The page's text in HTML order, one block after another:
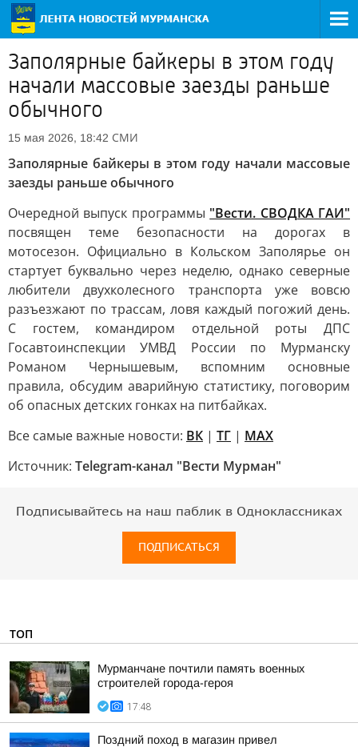
Заполярные байкеры в этом году
начали массовые заезды раньше
обычного
15 мая 2026, 18:42 СМИ
Заполярные байкеры в этом году начали массовые
заезды раньше обычного
Очередной выпуск программы "Вести. СВОДКА ГАИ"
посвящен теме безопасности на дорогах в
мотосезон. Официально в Кольском Заполярье он
стартует буквально через неделю, однако северные
любители двухколесного транспорта уже вовсю
разъезжают по трассам, ловя каждый погожий день.
С гостем, командиром отдельной роты ДПС
Госавтоинспекции УМВД России по Мурманску
Романом Чернышевым, вспомним основные
правила, обсудим аварийную статистику, поговорим
об опасных детских гонках на питбайках.
Все самые важные новости: ВК | ТГ | MAX
Источник: Telegram-канал "Вести Мурман"
Подписывайтесь на наш паблик в Одноклассниках
ПОДПИСАТЬСЯ
ТОП
Мурманчане почтили память военных
строителей города-героя
17:48
Поздний поход в магазин привел